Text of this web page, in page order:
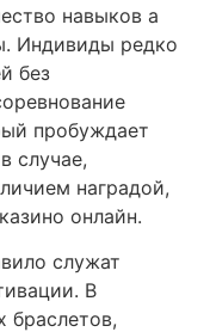
навыков а
Индивиды редко
без
пробуждает
случае,
наградой,
онлайн.
служат
В
браслетов,